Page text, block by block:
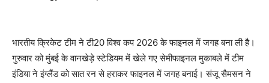
भारतीय क्रिकेट टीम ने टी20 विश्व कप 2026 के फाइनल में जगह बना ली है।
गुरुवार को मुंबई के वानखेड़े स्टेडियम में खेले गए सेमीफाइनल मुकाबले में टीम
इंडिया ने इंग्लैंड को सात रन से हराकर फाइनल में जगह बनाई। संजू सैमसन ने